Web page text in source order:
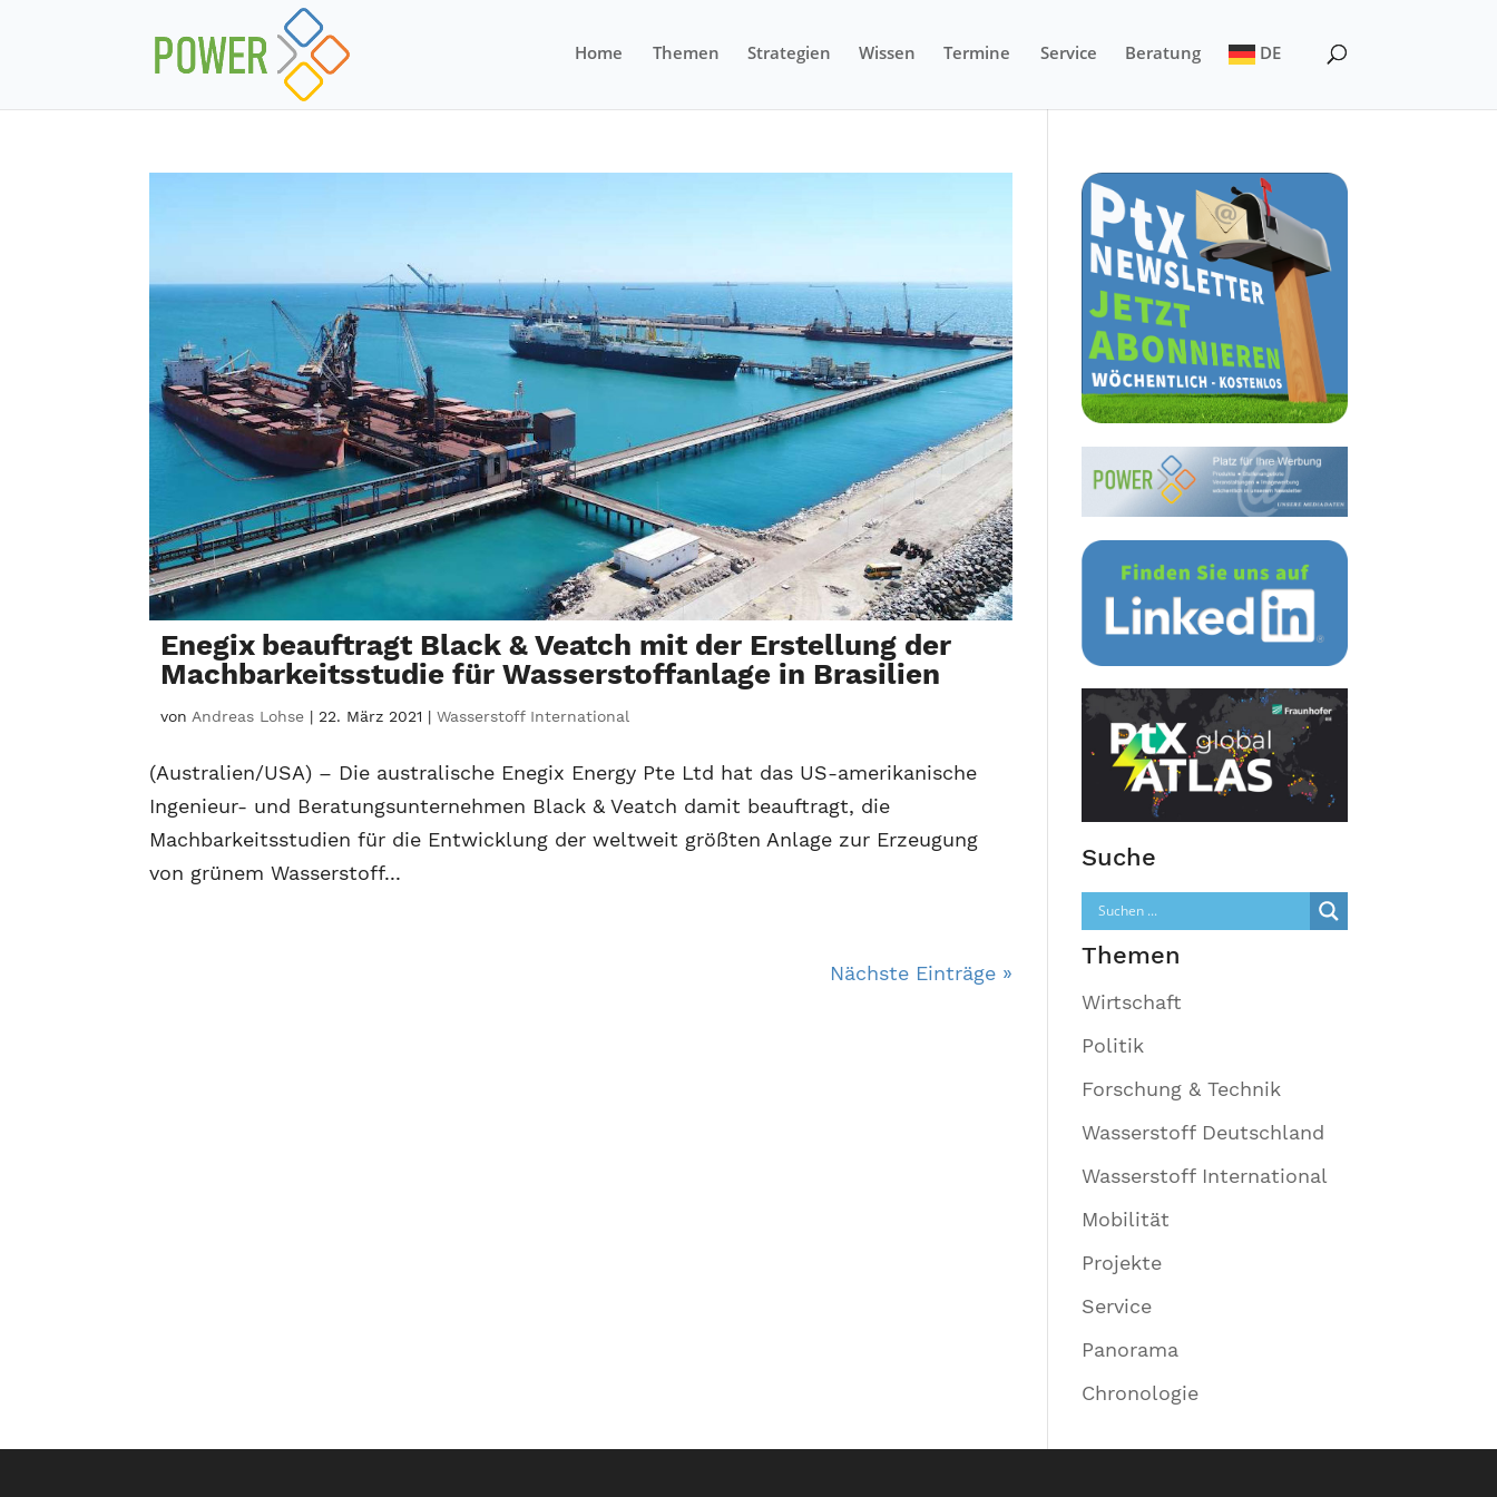
Home Themen Strategien Wissen Termine Service Beratung DE
Enegix beauftragt Black & Veatch mit der Erstellung der
Machbarkeitsstudie für Wasserstoffanlage in Brasilien
vonAndreas Lohse |22. März 2021 |Wasserstoff International
(Australien/USA) – Die australische Enegix Energy Pte Ltd hat das US-amerikanische
Ingenieur- und Beratungsunternehmen Black & Veatch damit beauftragt, die
Machbarkeitsstudien für die Entwicklung der weltweit größten Anlage zur Erzeugung
von grünem Wasserstoff...
Nächste Einträge »
Suche
Themen
Wirtschaft
Politik
Forschung & Technik
Wasserstoff Deutschland
Wasserstoff International
Mobilität
Projekte
Service
Panorama
Chronologie